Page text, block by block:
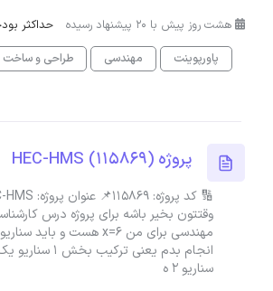
هشت روز پیش با 20 پیشنهاد رسیده
حداکثر بودجه:
پاورپوینت
مهندسی طراحی و ساخت
پروژه HEC-HMS (115869)
وقتتون بخیر باشه برای پروژه درس
سناریو ۲ ه